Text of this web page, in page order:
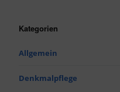
Kategorien
Allgemein
Denkmalpflege